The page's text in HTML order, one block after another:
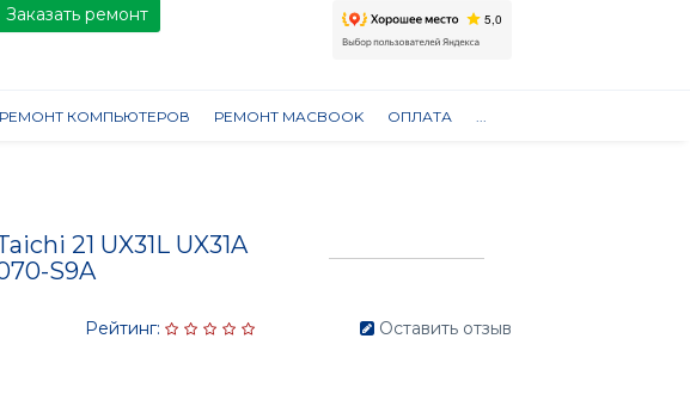
Заказать ремонт
РЕМОНТ КОМПЬЮТЕРОВ РЕМОНТ MACBOOK ОПЛАТА ...
21 UX31L UX31A
S9A
Рейтинг: Оставить отзыв